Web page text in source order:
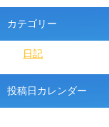
カテゴリー
日記
投稿日カレンダー